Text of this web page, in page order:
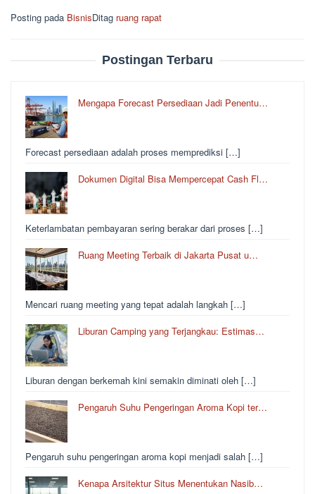
Posting pada BisnisDitag ruang rapat
Postingan Terbaru
Mengapa Forecast Persediaan Jadi Penentu…
Forecast persediaan adalah proses memprediksi […]
Dokumen Digital Bisa Mempercepat Cash Fl…
Keterlambatan pembayaran sering berakar dari proses […]
Ruang Meeting Terbaik di Jakarta Pusat u…
Mencari ruang meeting yang tepat adalah langkah […]
Liburan Camping yang Terjangkau: Estimas…
Liburan dengan berkemah kini semakin diminati oleh […]
Pengaruh Suhu Pengeringan Aroma Kopi ter…
Pengaruh suhu pengeringan aroma kopi menjadi salah […]
Kenapa Arsitektur Situs Menentukan Nasib…